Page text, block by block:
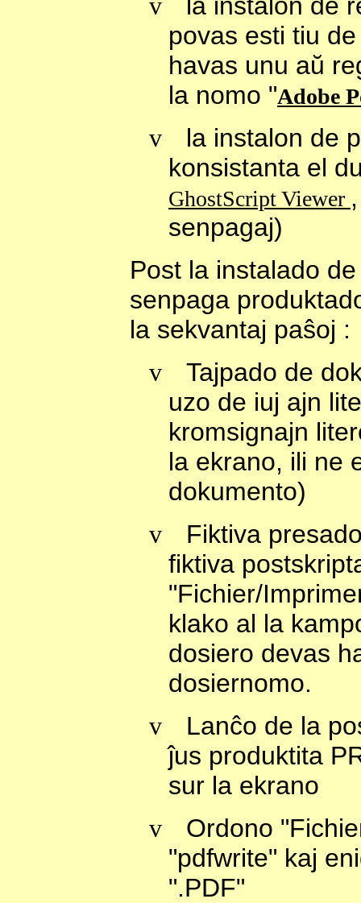
povas esti tiu
havas unu aŭ
la nomo "Adobe
v
la instalon de
konsistanta el
GhostScript Viewer
senpagaj)
Post la instalado
senpaga
la sekvantaj paŝoj :
v
Tajpado de
uzo de iuj ajn
kromsignajn
la ekrano, ili ne
dokumento)
v
Fiktiva
fiktiva
"Fichier/
klako al la
dosiero devas
dosiernomo.
v
Lanĉo de la
ĵus produktita
sur la ekrano
v
Ordono
"pdfwrite" kaj
".PDF"